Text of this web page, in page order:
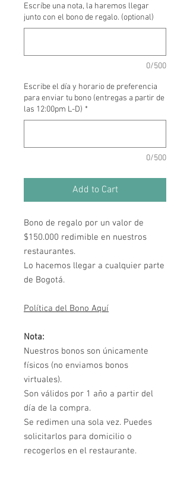
Escríbe una nota, la haremos llegar
junto con el bono de regalo. (optional)
0/500
Escribe el día y horario de preferencia
para enviar tu bono (entregas a partir de
las 12:00pm L-D) *
0/500
Add to Cart
Bono de regalo por un valor de
$150.000 redimible en nuestros
restaurantes.
Lo hacemos llegar a cualquier parte
de Bogotá.
Política del Bono Aquí
Nota:
Nuestros bonos son únicamente
físicos (no enviamos bonos
virtuales).
Son válidos por 1 año a partir del
día de la compra.
Se redimen una sola vez. Puedes
solicitarlos para domicilio o
recogerlos en el restaurante.